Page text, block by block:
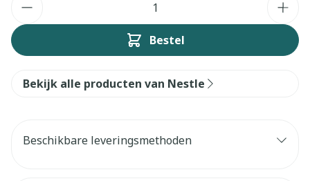
Bestel
Bekijk alle producten van Nestle
Beschikbare leveringsmethoden